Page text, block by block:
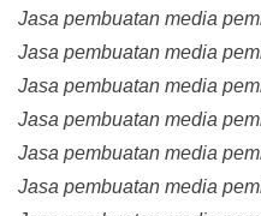
Jasa pembuatan media
Jasa pembuatan media
Jasa pembuatan media
Jasa pembuatan media
Jasa pembuatan media
Jasa pembuatan media